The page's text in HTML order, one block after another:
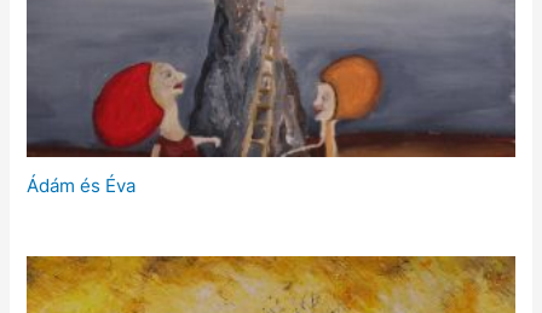
Ádám és Éva